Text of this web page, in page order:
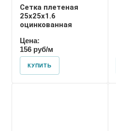
Сетка плетеная
25х25х1.6
оцинкованная
Цена:
156 руб/м
КУПИТЬ